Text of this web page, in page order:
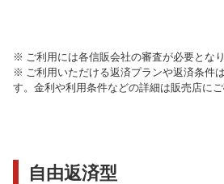
※ ご利用には各信販会社の審査が必要となり
※ ご利用いただける返済プランや返済条件
す。金利や利用条件などの詳細は販売店にご
自由返済型